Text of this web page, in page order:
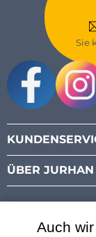
Sie
ÜBER JURHAN
Auch